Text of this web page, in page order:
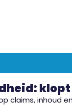
inhoud